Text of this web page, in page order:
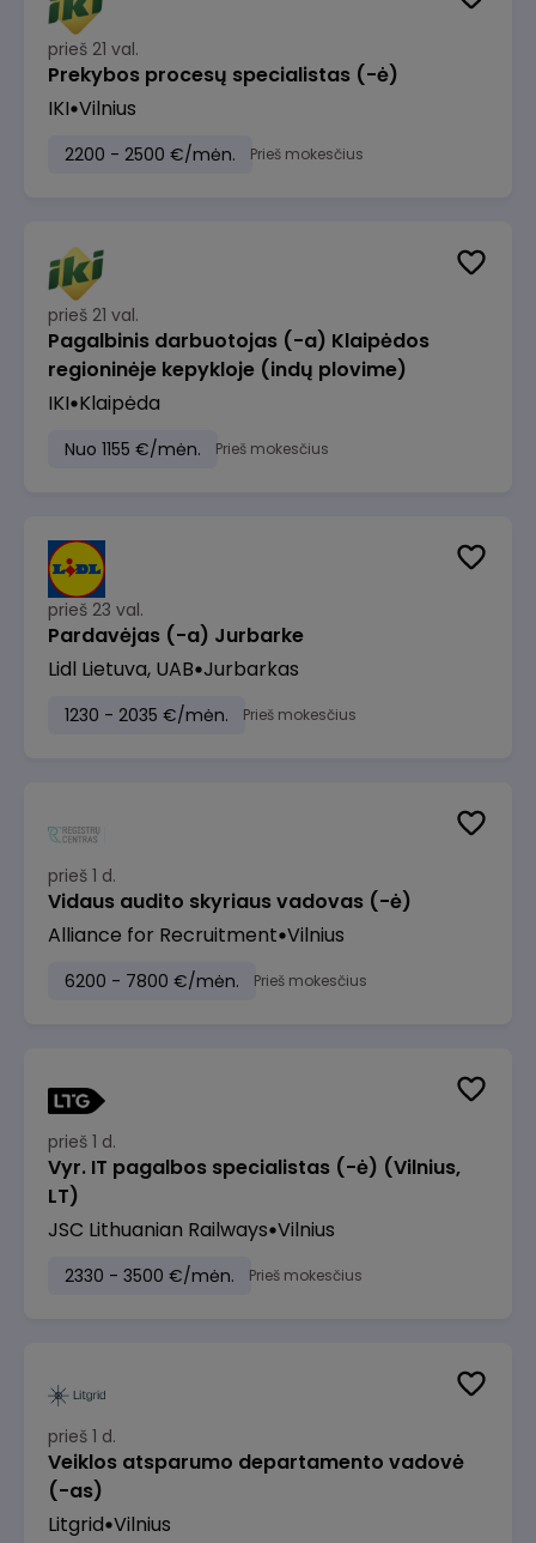
prieš 21 val.
Prekybos procesų specialistas (-ė)
IKI Vilnius
2200 - 2500 €/mėn. Prieš mokesčius
prieš 21 val.
Pagalbinis darbuotojas (-a) Klaipėdos
regioninėje kepykloje (indų plovime)
IKI Klaipėda
Nuo 1155 €/mėn. Prieš mokesčius
prieš 23 val.
Pardavėjas (-a) Jurbarke
Lidl Lietuva, UAB Jurbarkas
1230 - 2035 €/mėn. Prieš mokesčius
prieš 1 d.
Vidaus audito skyriaus vadovas (-ė)
Alliance for Recruitment Vilnius
6200 - 7800 €/mėn. Prieš mokesčius
prieš 1 d.
Vyr. IT pagalbos specialistas (-ė) (Vilnius,
LT)
JSC Lithuanian Railways Vilnius
2330 - 3500 €/mėn. Prieš mokesčius
prieš 1 d.
Veiklos atsparumo departamento vadovė
(-as)
Litgrid Vilnius